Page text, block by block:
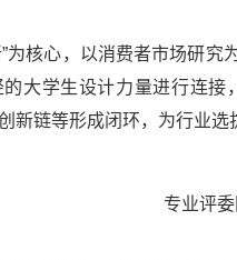
为核心，以消费者市场研
大学生设计力量进行连
新链等形成闭环，为行业选
专业评